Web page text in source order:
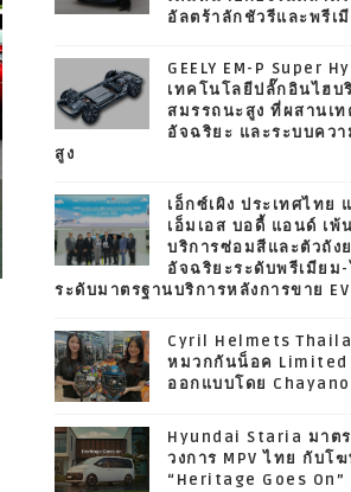
อัลตร้าลักชัวรีและพรีเ
GEELY EM-P Super
เทคโนโลยีปลั๊กอินไฮบ
สมรรถนะสูง ที่ผสานเ
อัจฉริยะ และระบบคว
สูง
เอ็กซ์เผิง ประเทศไทย
เอ็มเอส บอดี้ แอนด์ เพ้
บริการซ่อมสีและตัวถัง
อัจฉริยะระดับพรีเมียม
ระดับมาตรฐานบริการหลังการขาย
Cyril Helmets
หมวกกันน็อค
ออกแบบโดย
Hyundai Staria มาต
วงการ MPV ไทย กับโ
“Heritage Goes On”